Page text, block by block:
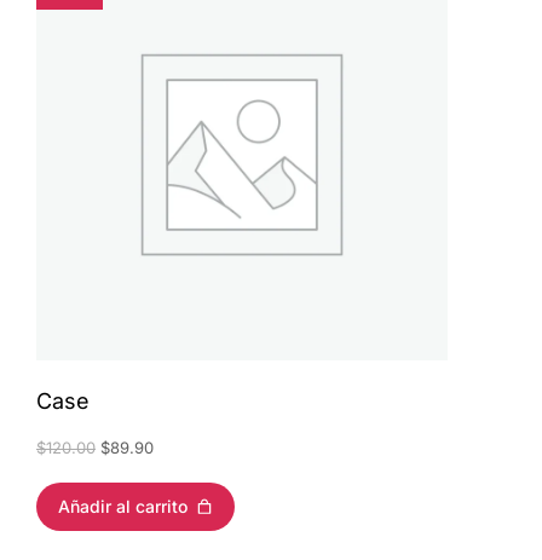
Case
$120.00 $89.90
Añadir al carrito